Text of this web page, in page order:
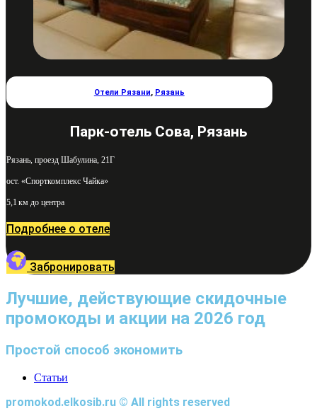
Отели Рязани, Рязань
Парк-отель Сова, Рязань
Рязань, проезд Шабулина, 21Г
ост. «Спорткомплекс Чайка»
5,1 км до центра
Подробнее о отеле
Забронировать
Лучшие, действующие скидочные
промокоды и акции на 2026 год
Простой способ экономить
Статьи
promokod.elkosib.ru © All rights reserved